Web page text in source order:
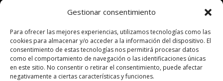
Gestionar consentimiento
Para ofrecer las mejores experiencias, utilizamos tecnologías como las
cookies para almacenar y/o acceder a la información del dispositivo. El
consentimiento de estas tecnologías nos permitirá procesar datos
como el comportamiento de navegación o las identificaciones únicas
en este sitio. No consentir o retirar el consentimiento, puede afectar
negativamente a ciertas características y funciones.
© 2026 Plasmapen Oficial. Todos los derechos